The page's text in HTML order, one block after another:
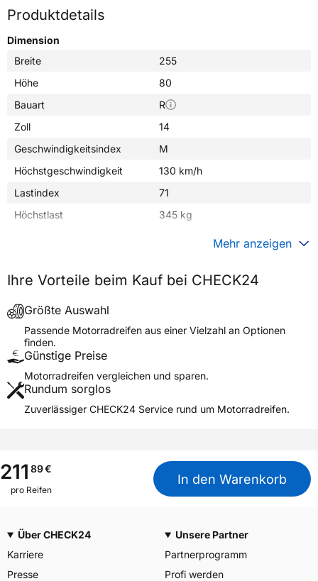
Produktdetails
Dimension
Breite
255
Höhe
80
Bauart
R
Zoll
14
Geschwindigkeitsindex
M
Höchstgeschwindigkeit
130 km/h
Lastindex
71
Höchstlast
345 kg
Fahrzeugtyp
Motorrad
Verwendung
Modellname
TERRA HOOK
Reifenposition
Motorradtyp
General
Weitere Eigenschaften
M+S
Nein
3PMSF / Alpine-Symbol
Nein
The Carlstar Group LLC, 725
Franklin USA, (800) 827-
1001,
Mehr anzeigen
Ihre Vorteile beim Kauf bei CHECK24
Größte Auswahl
Passende Motorradreifen aus einer Vielzahl an Optionen
finden.
Günstige Preise
Motorradreifen vergleichen und sparen.
Rundum sorglos
Zuverlässiger CHECK24 Service rund um Motorradreifen.
211 89€
pro Reifen
In den Warenkorb
Über CHECK24
Karriere
Presse
Unsere Partner
Partnerprogramm
Profi werden